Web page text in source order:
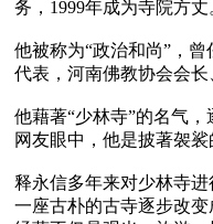
务，1999年成为寺院方丈
他被称为“政治和尚”，
代表，河南佛教协会会长
他藉著“少林寺”的名气
网友眼中，他是披著袈裟
释永信多年来对少林寺
一座古朴的古寺逐步改